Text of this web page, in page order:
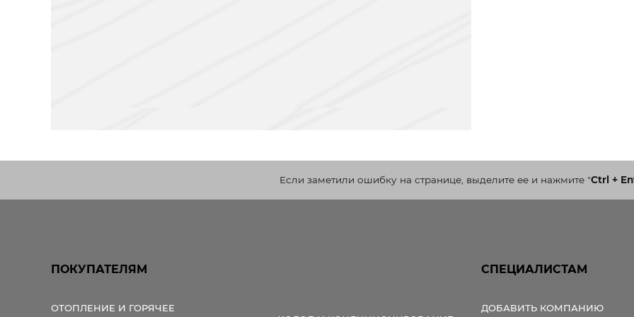
Если заметили ошибку на странице, выделите ее и нажмите"Ctrl +
ПОКУПАТЕЛЯМ
ОТОПЛЕНИЕ И ГОРЯЧЕЕ
СПЕЦИАЛИСТАМ
ДОБАВИТЬ КОМПАНИЮ